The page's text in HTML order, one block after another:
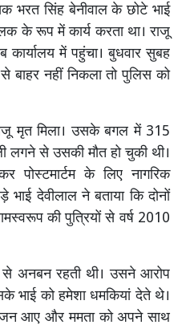
भरत सिंह बेनीवाल के छोटे भाई
के रूप में कार्य करता था। राजू
में पहुंचा। बुधवार सुबह
नहीं निकला तो पुलिस को
मृत मिला। उसके बगल में 315
लगने से उसकी मौत हो चुकी थी।
के लिए नागरिक
देवीलाल ने बताया कि दोनों
की पुत्रियों से वर्ष 2010
से अनबन रहती थी। उसने आरोप
भाई को हमेशा धमकियां देते थे।
आए और ममता को अपने साथ